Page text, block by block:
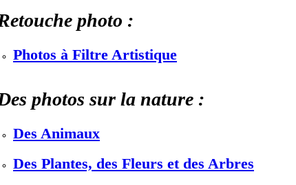
photo :
Photos à Filtre Artistique
photos sur la nature :
Des Animaux
Des Plantes, des Fleurs et des Arbres